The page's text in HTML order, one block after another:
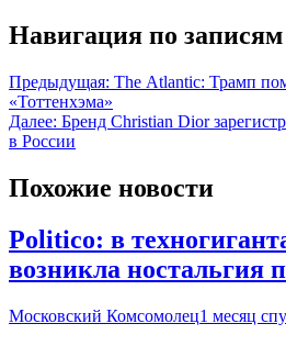
Навигация по записям
Предыдущая: The Atlantic: Трамп
«Тоттенхэма»
Далее: Бренд Christian Dior
в России
Похожие новости
Politico: в
возникла ностальгия
Московский Комсомолец1 месяц